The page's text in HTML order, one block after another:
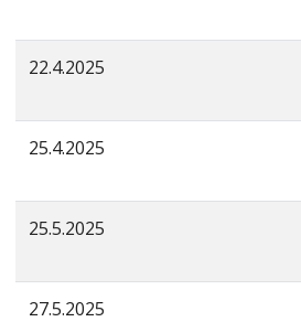
22.4.2025
25.4.2025
25.5.2025
27.5.2025